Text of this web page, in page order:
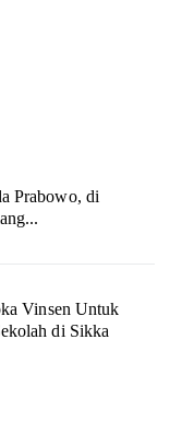
Prabowo, di
Vinsen Untuk
di Sikka